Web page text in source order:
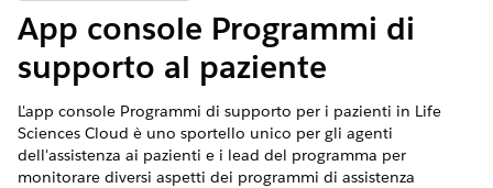
App console Programmi di
supporto al paziente
L'app console Programmi di supporto per i pazienti in Life
Sciences Cloud è uno sportello unico per gli agenti
dell'assistenza ai pazienti e i lead del programma per
monitorare diversi aspetti dei programmi di assistenza